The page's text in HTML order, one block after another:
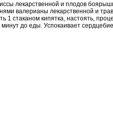
лекарственной и плодов
валерианы лекарственной и
1 стаканом кипятка, настоять,
минут до еды. Успокаивает